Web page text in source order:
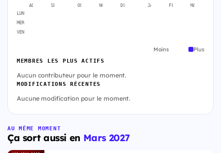
AOÛT SEPT. OCT. NOV. DÉC. JANV. FÉVR. MARS
LUN
MER
VEN
Moins Plus
MEMBRES LES PLUS ACTIFS
Aucun contributeur pour le moment.
MODIFICATIONS RÉCENTES
Aucune modification pour le moment.
AU MÊME MOMENT
Ça sort aussi en Mars 2027